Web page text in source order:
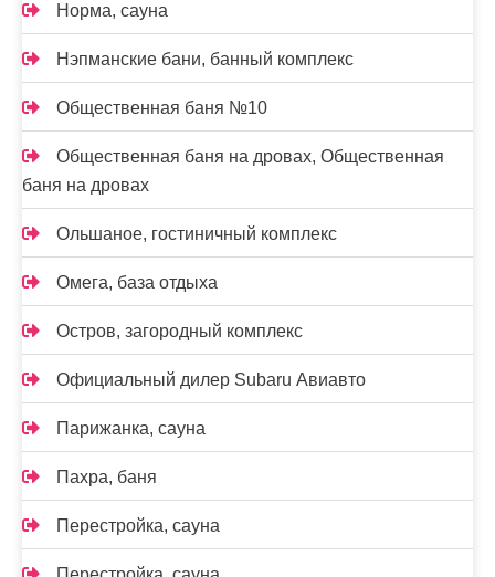
Норма, сауна
Нэпманские бани, банный комплекс
Общественная баня №10
Общественная баня на дровах, Общественная
баня на дровах
Ольшаное, гостиничный комплекс
Омега, база отдыха
Остров, загородный комплекс
Официальный дилер Subaru Авиавто
Парижанка, сауна
Пахра, баня
Перестройка, сауна